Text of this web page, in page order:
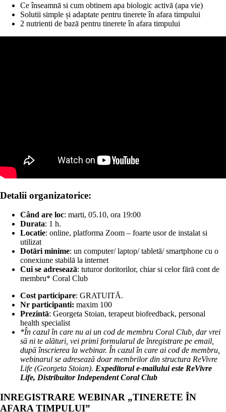
Ce înseamnā si cum obtinem apa biologic activā (apa vie)
Solutii simple și adaptate pentru tinerete în afara timpului
2 nutrienti de bazā pentru tinerete în afara timpului
Detalii organizatorice:
Când are loc: marti, 05.10, ora 19:00
Durata: 1 h.
Locatie: online, platforma Zoom – foarte usor de instalat si
utilizat
Dotāri minime: un computer/ laptop/ tabletā/ smartphone cu o
conexiune stabilā la internet
Cui se adreseazā: tuturor doritorilor, chiar si celor fārā cont de
membru* Coral Club
Cost participare: GRATUITĀ.
Nr participanti: maxim 100
Prezintā: Georgeta Stoian, terapeut biofeedback, personal
health specialist
*În cazul în care nu ai un cod de membru Coral Club, dar vrei
sā ni te alāturi, vei primi formularul de înregistrare pe email,
dupā înscrierea la webinar. În cazul în care ai cod de membru,
webinarul se adreseazā doar membrilor din structura ReVivre
Life (Georgeta Stoian). Expeditorul e-mailului este ReVivre
Life, Distribuitor Independent Coral Club
INREGISTRARE WEBINAR „TINERETE ÎN
AFARA TIMPULUI”